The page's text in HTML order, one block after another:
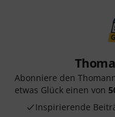
Abonniere den
etwas Glück einen von
Inspirierende